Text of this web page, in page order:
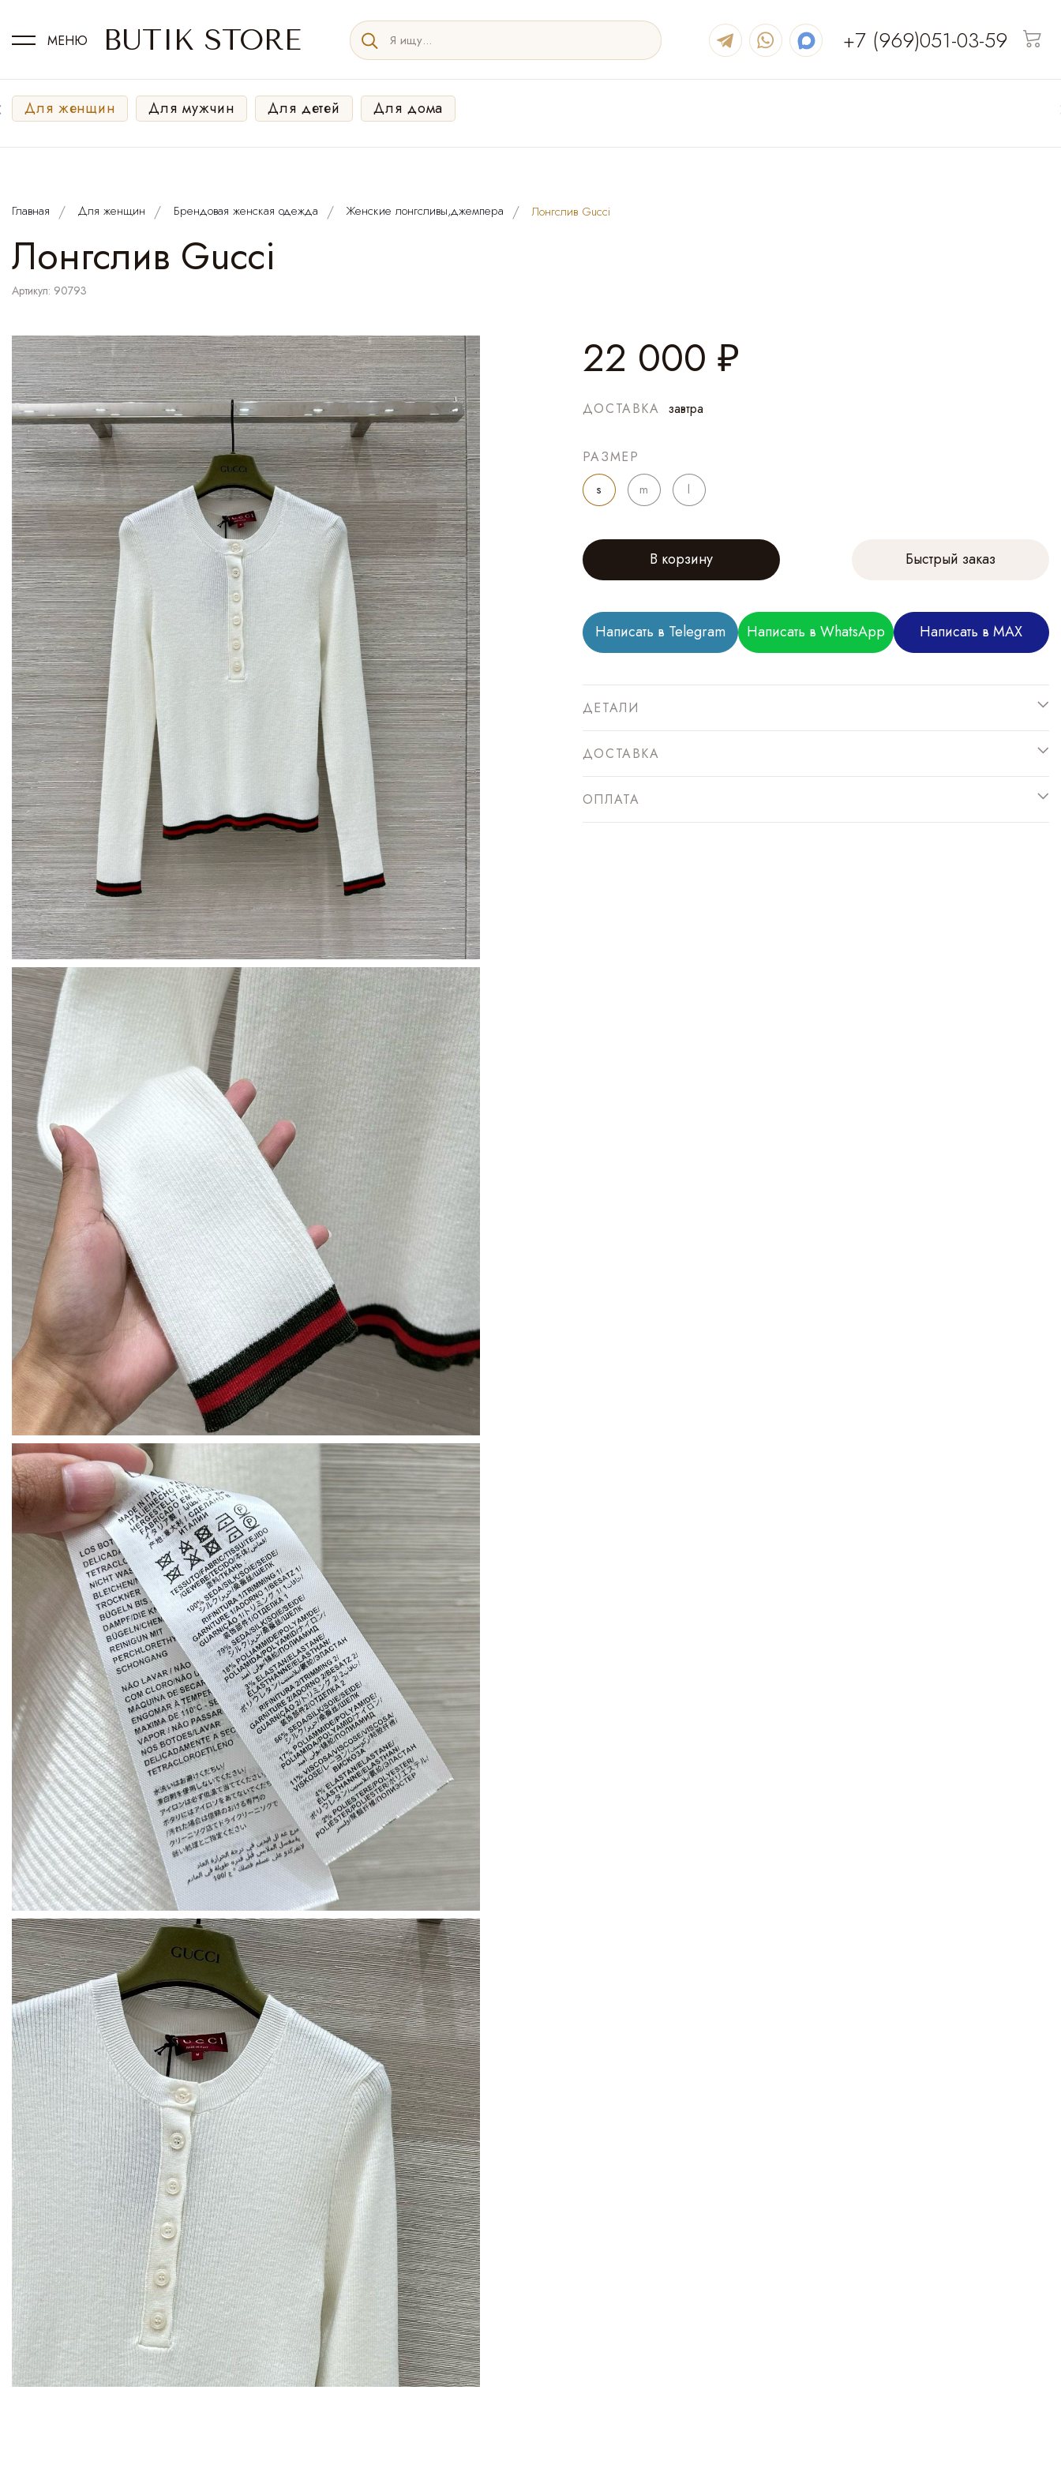
МЕНЮ BUTIK STORE +7 (969)051-03-59
Для женщин Для мужчин Для детей Для дома
Главная Для женщин Брендовая женская одежда Женские лонгсливы,джемпера Лонгслив Gucci
Лонгслив Gucci
Артикул: 90793
22 000 ₽
ДОСТАВКА завтра
РАЗМЕР
s m l
В корзину Быстрый заказ
Написать в Telegram Написать в WhatsApp Написать в MAX
ДЕТАЛИ
ДОСТАВКА
ОПЛАТА